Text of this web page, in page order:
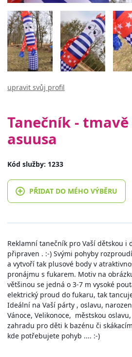
upravit svůj profil
Tanečník -
asuusa
Kód služby: 1233
PŘIDAT DO MÉHO VÝBĚRU
Reklamní tanečník pro Vaší dětskou i
připraven . :-) Svými pohyby
a vytvoří tak plusové body v
pronájmu s fukarem. Motiv na
většinou se jedná o 3-7 m vysoké
elektrický proud do fukaru, tak
Ideální na Vaší párty , oslavu,
Vánoce, Velikonoce, městskou
zahradu pro děti k bazénu či
kde potřebujete pohyb .... :-)